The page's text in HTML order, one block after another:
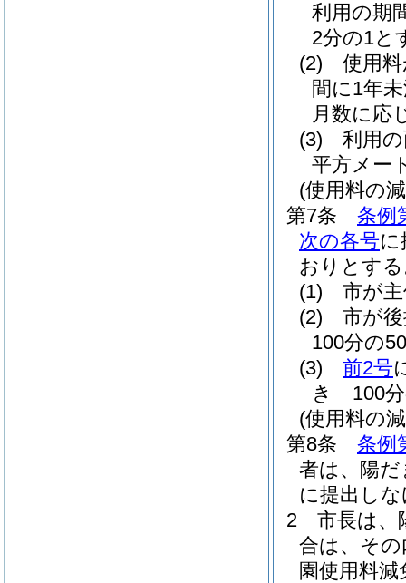
利用の期
2分の1と
(2)
使用
間に1年
月数に応
(3)
利用
平方メー
(使用料の
第7条
条例
次の各号に
おりとす
(1)
市が
(2)
市が
100分の50
(3)
前2号
き 100分
(使用料の
第8条
条例
者は、陽
に提出し
2
市長は、
合は、そ
園使用料減